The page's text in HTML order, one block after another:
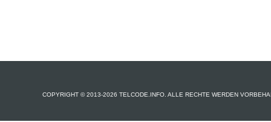
COPYRIGHT © 2013-2026 TELCODE.INFO. ALLE RECHTE WERDEN